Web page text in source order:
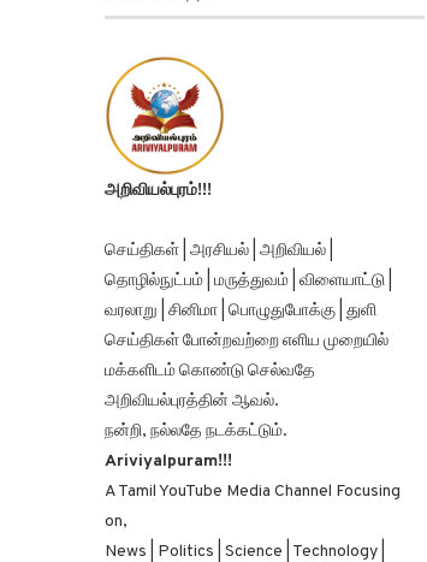
அறிவியல்புரம்!!!
செய்திகள் | அரசியல் | அறிவியல் |
தொழில்நுட்பம் | மருத்துவம் | விளையாட்டு |
வரலாறு | சினிமா | பொழுதுபோக்கு | துளி
செய்திகள் போன்றவற்றை எளிய முறையில்
மக்களிடம் கொண்டு செல்வதே
அறிவியல்புரத்தின் ஆவல்.
நன்றி, நல்லதே நடக்கட்டும்.
Ariviyalpuram!!!
A Tamil YouTube Media Channel Focusing
on,
News | Politics | Science | Technology |